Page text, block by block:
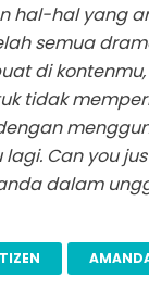
hal-hal yang
semua
di
tidak
Can you
dalam